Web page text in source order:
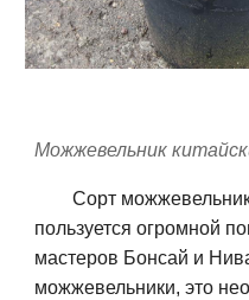
Можжевельник
Сорт м
пользуется огромной
мастеров Бонсай и
можжевельники, это